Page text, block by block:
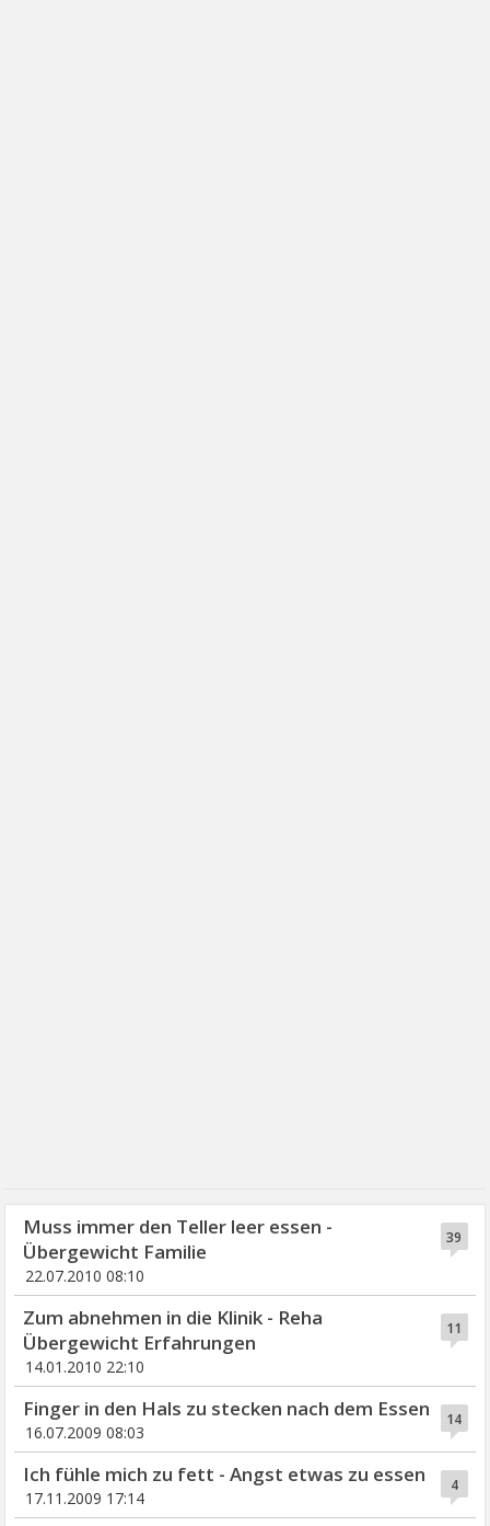
39
Muss immer den Teller leer essen -
Übergewicht Familie
22.07.2010 08:10
11
Zum abnehmen in die Klinik - Reha
Übergewicht Erfahrungen
14.01.2010 22:10
14
Finger in den Hals zu stecken nach dem Essen
16.07.2009 08:03
4
Ich fühle mich zu fett - Angst etwas zu essen
17.11.2009 17:14